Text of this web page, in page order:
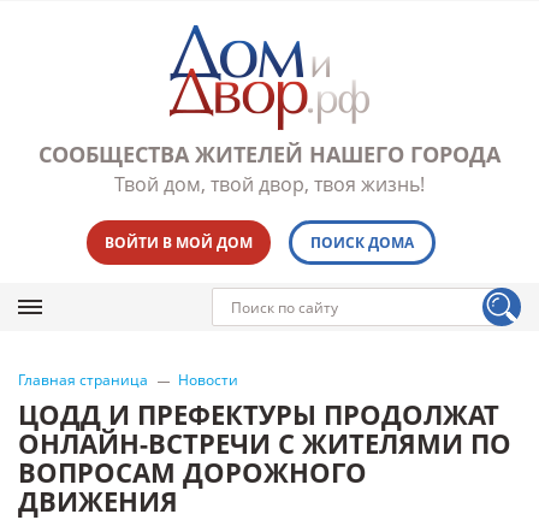
СООБЩЕСТВА ЖИТЕЛЕЙ НАШЕГО ГОРОДА
Твой дом, твой двор, твоя жизнь!
ВОЙТИ В МОЙ ДОМ ПОИСК ДОМА
Главная страница Новости
ЦОДД И ПРЕФЕКТУРЫ ПРОДОЛЖАТ
ОНЛАЙН-ВСТРЕЧИ С ЖИТЕЛЯМИ ПО
ВОПРОСАМ ДОРОЖНОГО
ДВИЖЕНИЯ